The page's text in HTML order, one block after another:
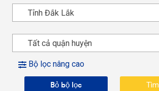
Tỉnh Đắk Lắk
Tất cả quận huyện
Bộ lọc nâng cao
Bỏ bộ lọc